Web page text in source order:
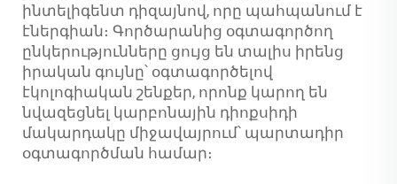
ինտելիգենտ դիզայնով, որը պահպանում է
էներգիան։ Գործարանից օգտագործող
ընկերությունները ցույց են տալիս իրենց
իրական գույնը՝ օգտագործելով
էկոլոգիական շենքեր, որոնք կարող են
նվազեցնել կարբոնային դիոքսիդի
մակարդակը միջավայրում՝ պարտադիր
օգտագործման համար։